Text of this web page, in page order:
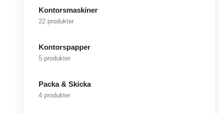
Kontorsmaskiner
22 produkter
Kontorspapper
5 produkter
Packa & Skicka
4 produkter